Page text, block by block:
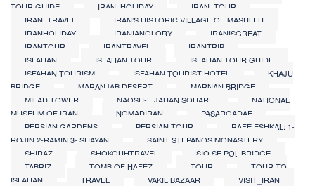
TOUR GUIDE
IRAN_HOLIDAY
IRAN_TOUR
IRAN_TRAVEL
IRAN’S HISTORIC VILLAGE OF MASULEH
IRANHOLIDAY
IRANIANGLORY
IRANISGREAT
IRANTOUR
IRANTRAVEL
IRANTRIP
ISFAHAN
ISFAHAN TOUR
ISFAHAN TOUR GUIDE
ISFAHAN TOURISM
ISFAHAN TOURIST HOTEL
KHAJU
BRIDGE
MARANJAB DESERT
MARNAN BRIDGE
MILAD TOWER
NAQSH-E JAHAN SQUARE
NATIONAL
MUSEUM OF IRAN
NOMADIRAN
PASARGADAE
PERSIAN GARDENS
PERSIAN TOUR
RAFE ESHKAL: 1-
ROJIN 2-RAMIN 3- SHAYAN
SAINT STEPANOS MONASTERY
SHIRAZ
SHOKOUHTRAVEL
SIO SE POL BRIDGE
TABRIZ
TOMB OF HAFEZ TOUR
TOUR TO
ISFAHAN
TRAVEL VAKIL BAZAAR
VISIT_IRAN